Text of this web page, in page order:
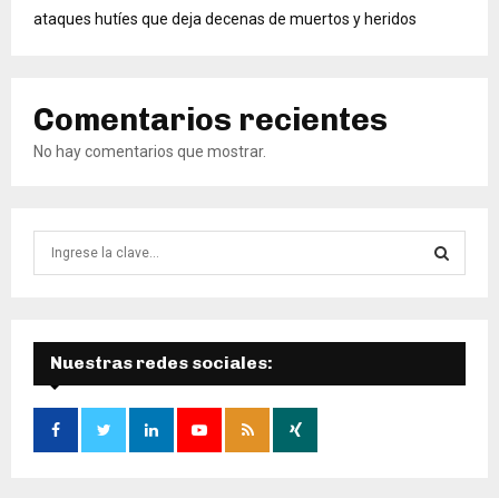
ataques hutíes que deja decenas de muertos y heridos
Comentarios recientes
No hay comentarios que mostrar.
d
a
e
Ú
S
Nuestras redes sociales: